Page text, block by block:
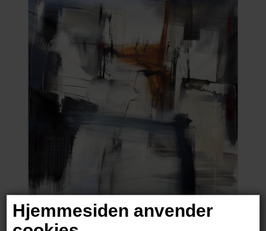
Hjemmesiden anvender